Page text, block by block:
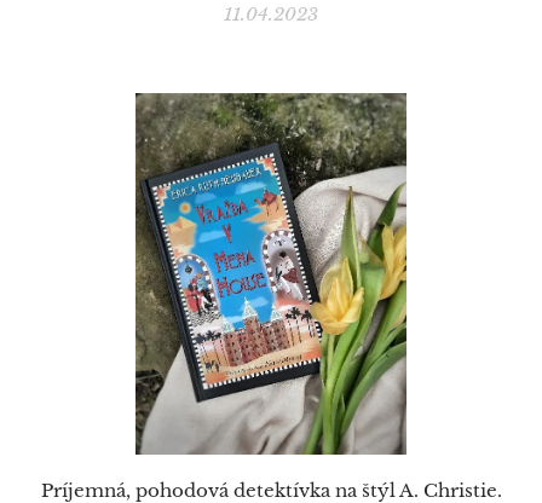
11.04.2023
Príjemná, pohodová detektívka na štýl A. Christie.